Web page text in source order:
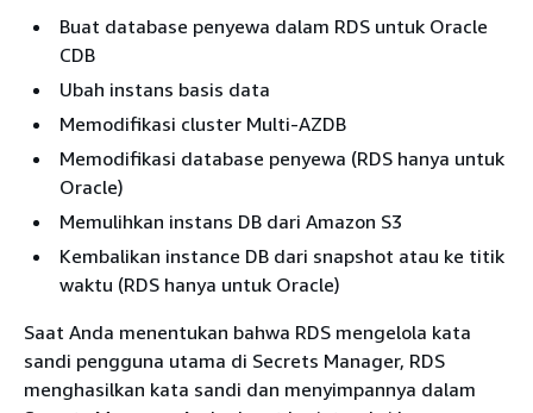
Buat database penyewa dalam RDS untuk Oracle
CDB
Ubah instans basis data
Memodifikasi cluster Multi-AZDB
Memodifikasi database penyewa (RDS hanya untuk
Oracle)
Memulihkan instans DB dari Amazon S3
Kembalikan instance DB dari snapshot atau ke titik
waktu (RDS hanya untuk Oracle)
Saat Anda menentukan bahwa RDS mengelola kata
sandi pengguna utama di Secrets Manager, RDS
menghasilkan kata sandi dan menyimpannya dalam